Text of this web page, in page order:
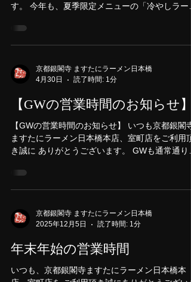
いつも、京都銀閣寺ますたにラーメン日本橋本
す。 今年も、夏季限定メニューの「冷やしラー
ン」 「魚介風煮干し醬油つけそば」を販売開始
干しの風味がUP！ 魚介風煮干し醬油つけそばは
鶏ガラに魚介、煮干し油で 親しみのある味わい
チャーシュー丼！ネギチャーシュー丼もご賞味く
ださい！！
4月30日
読了時間: 1分
【GWの営業時間のお知らせ】
【GWの営業時間のお知らせ】 いつも京都銀閣寺
き誠に ありがとうございます。 GWも通常通り
業しておりますが、5月3日の第一日曜日は15時
（金）10時30分～22時30分 2日（土）10時30
分～22時 3日（日）10時30分～15時 4日～6
2025年12月5日
読了時間: 1分
年末年始の営業時間